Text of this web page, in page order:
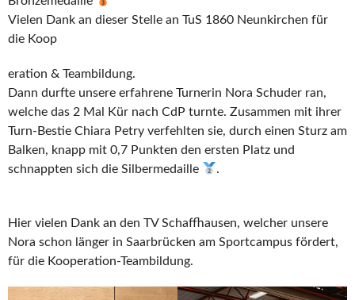
Vielen Dank an dieser Stelle an TuS 1860 Neunkirchen für
die Koop
eration & Teambildung.
Dann durfte unsere erfahrene Turnerin Nora Schuder ran,
welche das 2 Mal Kür nach CdP turnte. Zusammen mit ihrer
Turn-Bestie Chiara Petry verfehlten sie, durch einen Sturz am
Balken, knapp mit 0,7 Punkten den ersten Platz und
schnappten sich die Silbermedaille
.
Hier vielen Dank an den TV Schaffhausen, welcher unsere
Nora schon länger in Saarbrücken am Sportcampus fördert,
für die Kooperation-Teambildung.